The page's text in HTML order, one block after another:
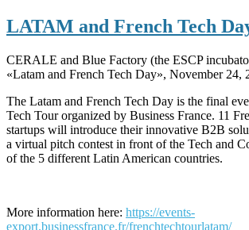
LATAM and French Tech
CERALE and Blue Factory (the ESCP
«Latam and French Tech Day», November 24,
The Latam and French Tech Day is the final
Tech Tour organized by Business France. 11
startups will introduce their innovative B2B
a virtual pitch contest in front of the Tech and
of the 5 different Latin American countries.
More information here: https://events-
export.businessfrance.fr/frenchtechtourlatam/